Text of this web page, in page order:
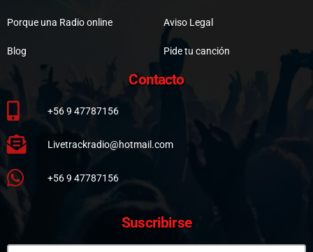
Porque una Radio online
Blog
Aviso Legal
Pide tu canción
Contacto
+56 9 47787156
Livetrackradio@hotmail.com
+56 9 47787156
Suscribirse